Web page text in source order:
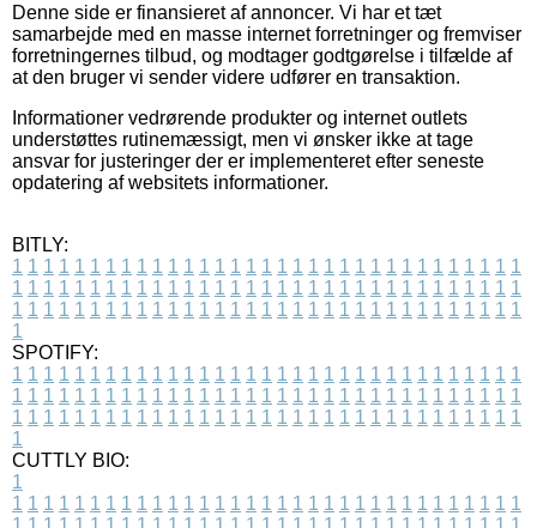
Denne side er finansieret af annoncer. Vi har et tæt
samarbejde med en masse internet forretninger og fremviser
forretningernes tilbud, og modtager godtgørelse i tilfælde af
at den bruger vi sender videre udfører en transaktion.
Informationer vedrørende produkter og internet outlets
understøttes rutinemæssigt, men vi ønsker ikke at tage
ansvar for justeringer der er implementeret efter seneste
opdatering af websitets informationer.
BITLY:
1 1 1 1 1 1 1 1 1 1 1 1 1 1 1 1 1 1 1 1 1 1 1 1 1 1 1 1 1 1 1 1 1
1 1 1 1 1 1 1 1 1 1 1 1 1 1 1 1 1 1 1 1 1 1 1 1 1 1 1 1 1 1 1 1 1
1 1 1 1 1 1 1 1 1 1 1 1 1 1 1 1 1 1 1 1 1 1 1 1 1 1 1 1 1 1 1 1 1
1
SPOTIFY:
1 1 1 1 1 1 1 1 1 1 1 1 1 1 1 1 1 1 1 1 1 1 1 1 1 1 1 1 1 1 1 1 1
1 1 1 1 1 1 1 1 1 1 1 1 1 1 1 1 1 1 1 1 1 1 1 1 1 1 1 1 1 1 1 1 1
1 1 1 1 1 1 1 1 1 1 1 1 1 1 1 1 1 1 1 1 1 1 1 1 1 1 1 1 1 1 1 1 1
1
CUTTLY BIO:
1
1 1 1 1 1 1 1 1 1 1 1 1 1 1 1 1 1 1 1 1 1 1 1 1 1 1 1 1 1 1 1 1 1